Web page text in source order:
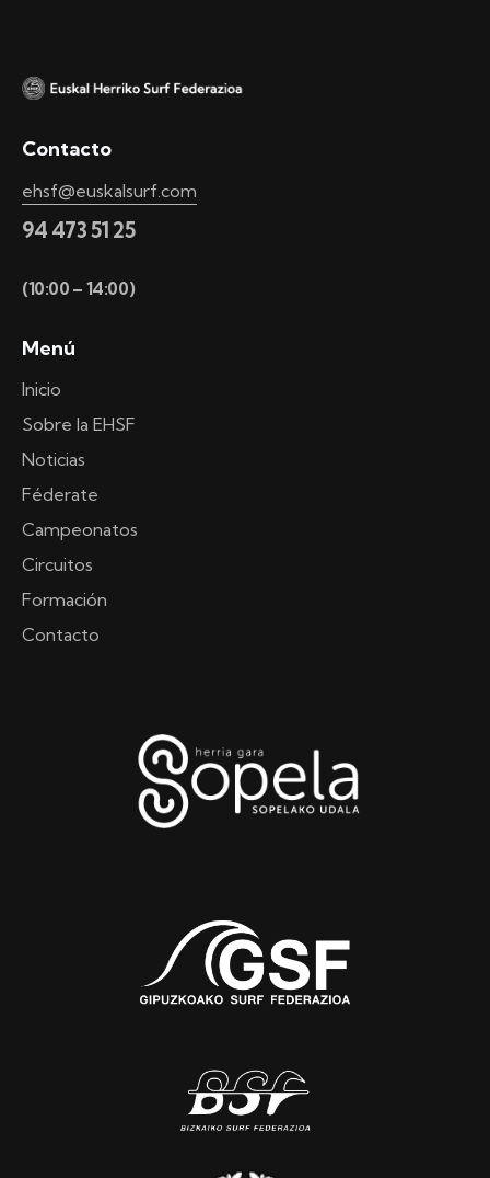
Contacto
ehsf@euskalsurf.com
94 473 51 25
(10:00 – 14:00)
Menú
Inicio
Sobre la EHSF
Noticias
Féderate
Campeonatos
Circuitos
Formación
Contacto